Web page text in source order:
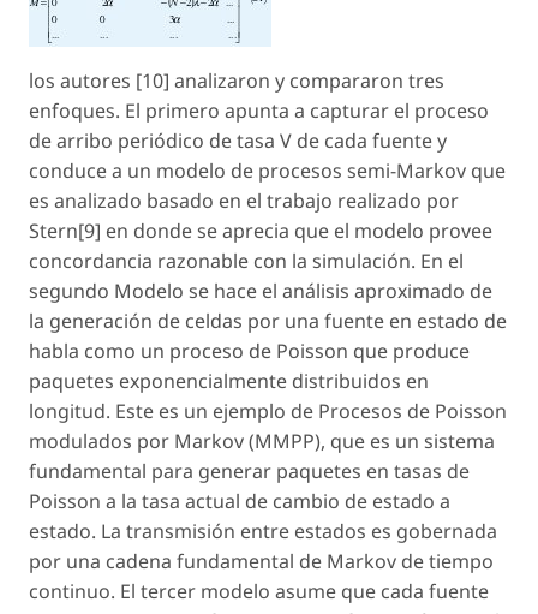
los autores [10] analizaron y compararon tres
enfoques. El primero apunta a capturar el proceso
de arribo periódico de tasa V de cada fuente y
conduce a un modelo de procesos semi-Markov que
es analizado basado en el trabajo realizado por
Stern[9] en donde se aprecia que el modelo provee
concordancia razonable con la simulación. En el
segundo Modelo se hace el análisis aproximado de
la generación de celdas por una fuente en estado de
habla como un proceso de Poisson que produce
paquetes exponencialmente distribuidos en
longitud. Este es un ejemplo de Procesos de Poisson
modulados por Markov (MMPP), que es un sistema
fundamental para generar paquetes en tasas de
Poisson a la tasa actual de cambio de estado a
estado. La transmisión entre estados es gobernada
por una cadena fundamental de Markov de tiempo
continuo. El tercer modelo asume que cada fuente